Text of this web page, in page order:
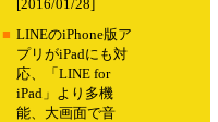
[2016/01/28]
■ LINEのiPhone版ア
プリがiPadにも対
応、「LINE for
iPad」より多機
能、大画面で音